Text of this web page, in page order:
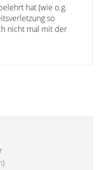
hat (wie o.g.
so
nicht mal mit der